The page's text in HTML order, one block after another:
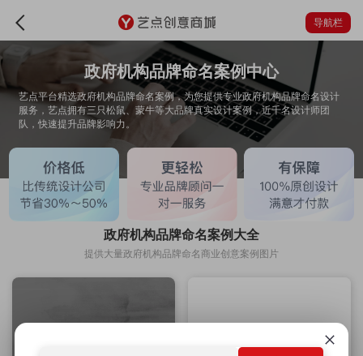
导航栏
政府机构品牌命名案例中心
艺点平台精选政府机构品牌命名案例，为您提供专业政府机构品牌命名设计
服务，艺点拥有三只松鼠、蒙牛等大品牌真实设计案例，近千名设计师团
队，快速提升品牌影响力。
政府机构品牌命名案例大全
提供大量政府机构品牌命名商业创意案例图片